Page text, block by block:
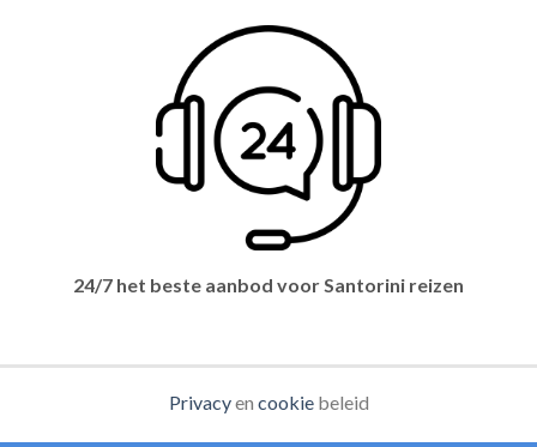
24/7 het beste aanbod voor Santorini reizen
Privacyen cookiebeleid